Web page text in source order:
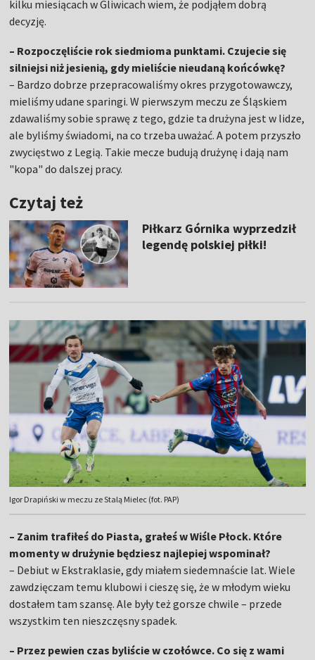
kilku miesiącach w Gliwicach wiem, że podjąłem dobrą
decyzję.
– Rozpoczęliście rok siedmioma punktami. Czujecie się
silniejsi niż jesienią, gdy mieliście nieudaną końcówkę?
– Bardzo dobrze przepracowaliśmy okres przygotowawczy,
mieliśmy udane sparingi. W pierwszym meczu ze Śląskiem
zdawaliśmy sobie sprawę z tego, gdzie ta drużyna jest w lidze,
ale byliśmy świadomi, na co trzeba uważać. A potem przyszło
zwycięstwo z Legią. Takie mecze budują drużynę i dają nam
"kopa" do dalszej pracy.
Czytaj też
Piłkarz Górnika wyprzedził
legendę polskiej piłki!
Igor Drapiński w meczu ze Stalą Mielec (fot. PAP)
– Zanim trafiłeś do Piasta, grałeś w Wiśle Płock. Które
momenty w drużynie będziesz najlepiej wspominał?
– Debiut w Ekstraklasie, gdy miałem siedemnaście lat. Wiele
zawdzięczam temu klubowi i cieszę się, że w młodym wieku
dostałem tam szansę. Ale były też gorsze chwile – przede
wszystkim ten nieszczęsny spadek.
– Przez pewien czas byliście w czołówce. Co się z wami